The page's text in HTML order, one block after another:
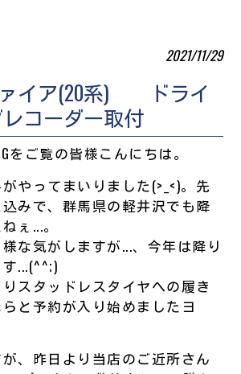
2021/11/29
ァイア(20系) ドライ
コーダー取付
をご覧の皆様こんにちは。
やってまいりました(>_<)。先
みで、群馬県の軽井沢でも降
ぇ...。
な気がしますが...、今年は降り
...(^^;)
スタッドレスタイヤへの履き
と予約が入り始めましたヨ
、昨日より当店のご近所さん